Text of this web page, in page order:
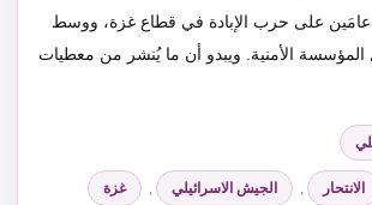
عامَين على حرب الإبادة في قطاع غزة، ووسط
الأمنية. ويبدو أن ما يُنشر من معطيات
الانتحار , الجيش الاسرائيلي , غزة